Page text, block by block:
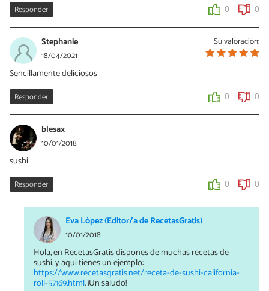
Responder 0 0
Su valoración:
Stephanie
18/04/2021
Sencillamente deliciosos
Responder 0 0
blesax
10/01/2018
sushi
Responder 0 0
Eva López (Editor/a de RecetasGratis)
10/01/2018
Hola, en RecetasGratis dispones de muchas recetas de
sushi, y aquí tienes un ejemplo:
https://www.recetasgratis.net/receta-de-sushi-california-
roll-57169.html. ¡Un saludo!